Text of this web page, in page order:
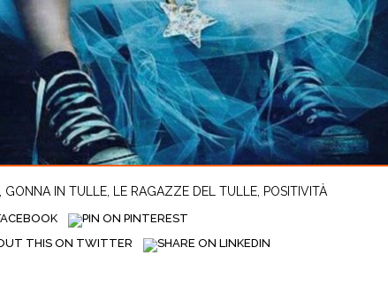
GONNA IN TULLE, LE RAGAZZE DEL TULLE, POSITIVITÀ